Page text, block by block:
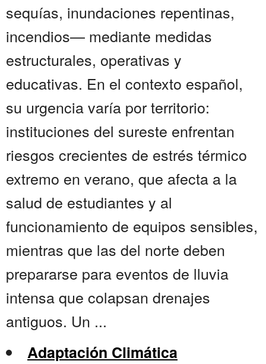
sequías, inundaciones repentinas,
incendios— mediante medidas
estructurales, operativas y
educativas. En el contexto español,
su urgencia varía por territorio:
instituciones del sureste enfrentan
riesgos crecientes de estrés térmico
extremo en verano, que afecta a la
salud de estudiantes y al
funcionamiento de equipos sensibles,
mientras que las del norte deben
prepararse para eventos de lluvia
intensa que colapsan drenajes
antiguos. Un ...
Adaptación Climática